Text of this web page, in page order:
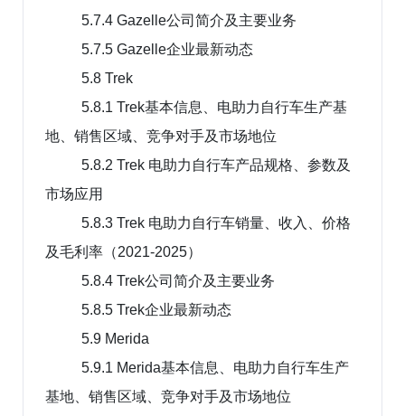
5.7.4 Gazelle公司简介及主要业务
5.7.5 Gazelle企业最新动态
5.8 Trek
5.8.1 Trek基本信息、电助力自行车生产基
地、销售区域、竞争对手及市场地位
5.8.2 Trek 电助力自行车产品规格、参数及
市场应用
5.8.3 Trek 电助力自行车销量、收入、价格
及毛利率（2021-2025）
5.8.4 Trek公司简介及主要业务
5.8.5 Trek企业最新动态
5.9 Merida
5.9.1 Merida基本信息、电助力自行车生产
基地、销售区域、竞争对手及市场地位